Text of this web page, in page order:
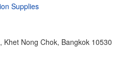
Supplies
Khet Nong Chok, Bangkok 10530